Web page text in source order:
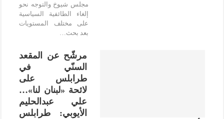
مجلس شيوخ والتوجه نحو
إلغاء الطائفية السياسية
على مختلف المستويات
بعد بحث…
مرشّح عن المقعد
السنّي في
طرابلس على
لائحة «لبنان لنا»…
علي عبدالحليم
الأيوبي: طرابلس